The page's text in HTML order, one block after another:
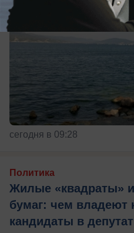
сегодня в 09:28
Политика
Жилые «квадраты»
бумаг: чем владеют
кандидаты в